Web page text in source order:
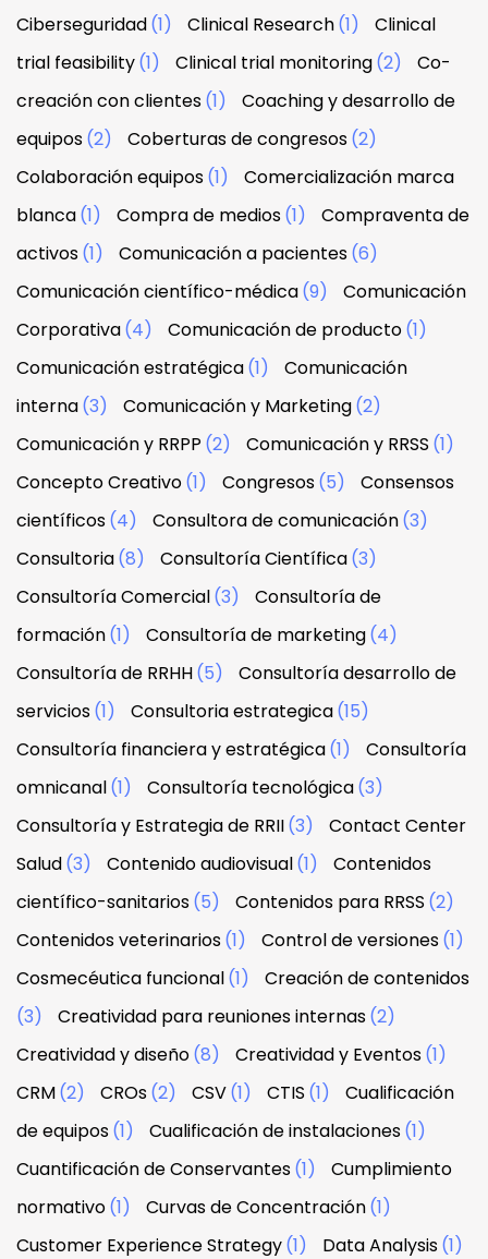
Ciberseguridad(1) Clinical Research(1)
Clinical
trial feasibility(1) Clinical trial monitoring(2)
Co-
creación con clientes(1)
Coaching y desarrollo de
equipos(2) Coberturas de congresos(2)
Colaboración equipos(1)
Comercialización marca
blanca(1) Compra de medios(1)
Compraventa de
activos(1) Comunicación a pacientes(6)
Comunicación científico-médica(9)
Comunicación
Corporativa(4) Comunicación de producto(1)
Comunicación estratégica(1)
Comunicación
interna(3) Comunicación y Marketing(2)
Comunicación y RRPP (2) Comunicación y RRSS (1)
Concepto Creativo(1) Congresos(5)
Consensos
científicos(4) Consultora de comunicación(3)
Consultoria(8) Consultoría Científica(3)
Consultoría Comercial(3)
Consultoría de
formación(1) Consultoría de marketing(4)
Consultoría de RRHH(5)
Consultoría desarrollo de
servicios(1) Consultoria estrategica(15)
Consultoría financiera y estratégica(1)
Consultoría
omnicanal(1) Consultoría tecnológica(3)
Consultoría y Estrategia de RRII(3)
Contact Center
Salud(3) Contenido audiovisual(1)
Contenidos
científico-sanitarios(5) Contenidos para RRSS (2)
Contenidos veterinarios(1) Control de versiones(1)
Cosmecéutica funcional(1)
Creación de contenidos
(3)
Creatividad para reuniones internas(2)
Creatividad y diseño(8) Creatividad y Eventos(1)
CRM(2) CROs(2) CSV(1) CTIS (1)
Cualificación
de equipos(1) Cualificación de instalaciones(1)
Cuantificación de Conservantes(1)
Cumplimiento
normativo(1) Curvas de Concentración(1)
Customer Experience Strategy(1) Data Analysis(1)